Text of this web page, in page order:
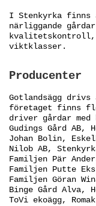
I Stenkyrka finns
närliggande gårdar
kvalitetskontroll,
viktklasser.
Producenter
Gotlandsägg
företaget finns
driver gårdar med
Gudings Gård AB,
Johan Bolin,
Nilob AB,
Familjen Pär
Familjen Putte
Familjen Göran
Binge Gård Alva,
ToVi ekoägg,